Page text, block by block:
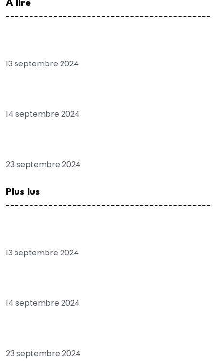
A lire
13 septembre 2024
14 septembre 2024
23 septembre 2024
Plus lus
13 septembre 2024
14 septembre 2024
23 septembre 2024